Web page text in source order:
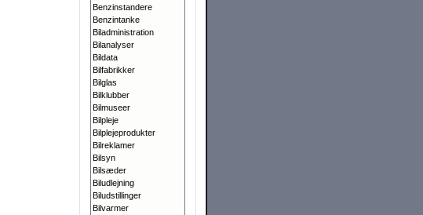
Benzinstandere
Benzintanke
Biladministration
Bilanalyser
Bildata
Bilfabrikker
Bilglas
Bilklubber
Bilmuseer
Bilpleje
Bilplejeprodukter
Bilreklamer
Bilsyn
Bilsæder
Biludlejning
Biludstillinger
Bilvarmer